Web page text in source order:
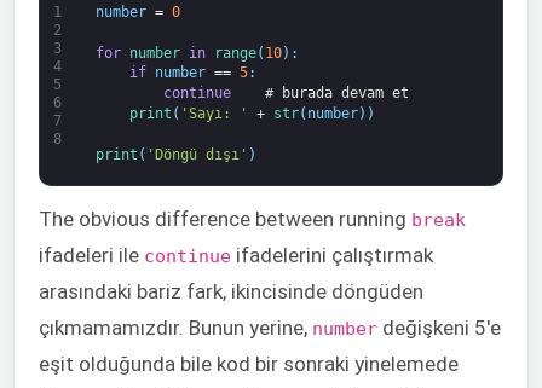
1
2
3
4
5
6
7
8
number = 0
for number in range( 10) :
if
number == 5:
continue
# burada devam et
print ( 'Sayı: ' + str( number) )
print ( 'Döngü dışı' )
The obvious difference between running break
ifadeleri ile continue ifadelerini çalıştırmak
arasındaki bariz fark, ikincisinde döngüden
çıkmamamızdır. Bunun yerine, number değişkeni 5'e
eşit olduğunda bile kod bir sonraki yinelemede